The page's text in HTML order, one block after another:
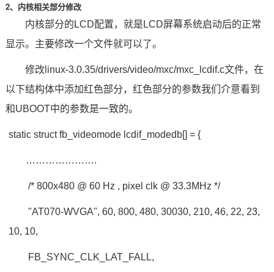
2、内核相关部分修改
内核部分的LCD配置，就是LCD屏幕系统启动后的正常
显示。主要修改一个文件就可以了。
修改linux-3.0.35/drivers/video/mxc/mxc_lcdif.c文件，在
以下结构体中添加红色部分，红色部分的参数我们介意看到
和UBOOT中的参数是一致的。
static struct fb_videomode lcdif_modedb[] = {
………………….
/* 800x480 @ 60 Hz , pixel clk @ 33.3MHz */
"AT070-WVGA", 60, 800, 480, 30030, 210, 46, 22, 23,
10, 10,
FB_SYNC_CLK_LAT_FALL,